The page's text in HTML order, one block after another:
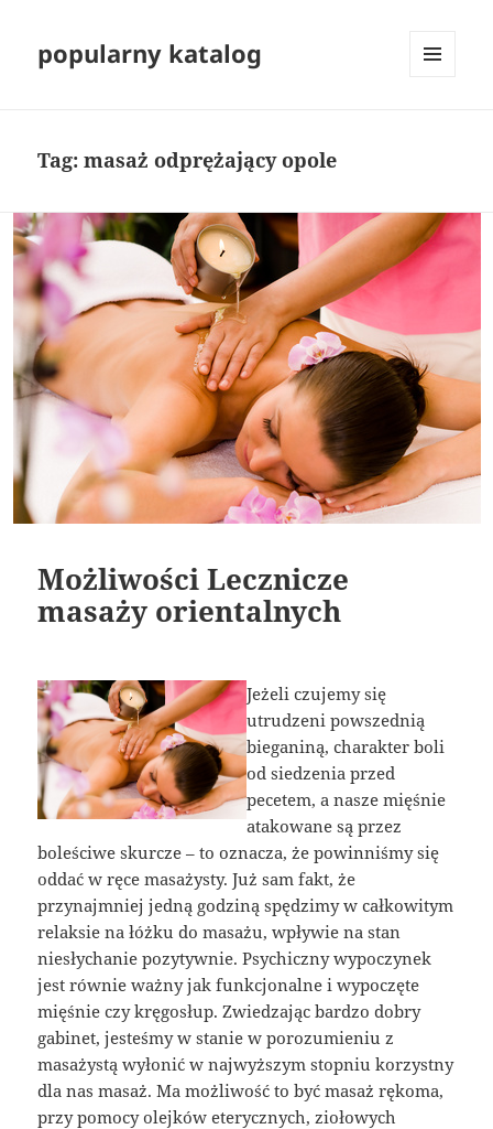
popularny katalog
Tag:masaż odprężający opole
Możliwości Lecznicze
masaży orientalnych
Jeżeli czujemy się
utrudzeni powszednią
bieganiną, charakter boli
od siedzenia przed
pecetem, a nasze mięśnie
atakowane są przez
boleściwe skurcze – to oznacza, że powinniśmy się
oddać w ręce masażysty. Już sam fakt, że
przynajmniej jedną godziną spędzimy w całkowitym
relaksie na łóżku do masażu, wpływie na stan
niesłychanie pozytywnie. Psychiczny wypoczynek
jest równie ważny jak funkcjonalne i wypoczęte
mięśnie czy kręgosłup. Zwiedzając bardzo dobry
gabinet, jesteśmy w stanie w porozumieniu z
masażystą wyłonić w najwyższym stopniu korzystny
dla nas masaż. Ma możliwość to być masaż rękoma,
przy pomocy olejków eterycznych, ziołowych